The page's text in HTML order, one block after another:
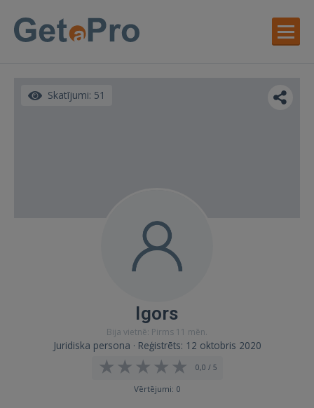
Skatījumi: 51
Igors
Bija vietnē: Pirms 11 mēn.
Juridiska persona · Reģistrēts: 12 oktobris 2020
0,0 / 5
Vērtējumi: 0